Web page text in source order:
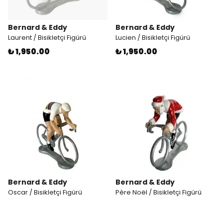
Bernard & Eddy
Laurent / Bisikletçi Figürü
₺ 1,950.00
Bernard & Eddy
Lucien / Bisikletçi Figürü
₺ 1,950.00
Bernard & Eddy
Oscar / Bisikletçi Figürü
Bernard & Eddy
Père Noël / Bisikletçi Figürü